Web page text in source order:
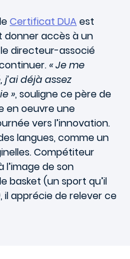
Certificat DUA est
accès à un
directeur-associé
« Je me
déjà assez
», souligne ce père de
en oeuvre une
vers l’innovation.
langues, comme un
Compétiteur
l’image de son
basket (un sport qu’il
il apprécie de relever ce